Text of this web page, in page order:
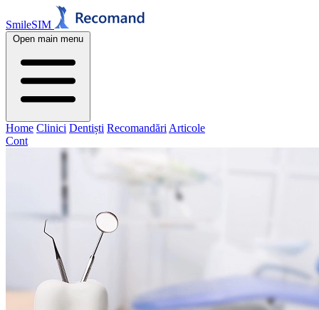
SmileSIM
Open main menu
Home Clinici Dentiști Recomandări Articole
Cont